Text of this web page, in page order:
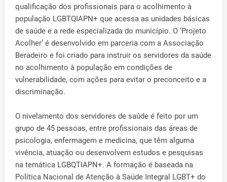
qualificação dos profissionais para o acolhimento à
população LGBTQIAPN+ que acessa as unidades básicas
de saúde e a rede especializada do município. O ‘Projeto
Acolher’ é desenvolvido em parceria com a Associação
Beradeiro e foi criado para instruir os servidores da saúde
no acolhimento à população em condições de
vulnerabilidade, com ações para evitar o preconceito e a
discriminação.
O nivelamento dos servidores de saúde é feito por um
grupo de 45 pessoas, entre profissionais das áreas de
psicologia, enfermagem e medicina, que têm alguma
vivência, atuação ou desenvolvem estudos e pesquisas
na temática LGBQTIAPN+. A formação é baseada na
Política Nacional de Atenção à Saúde Integral LGBT+ do